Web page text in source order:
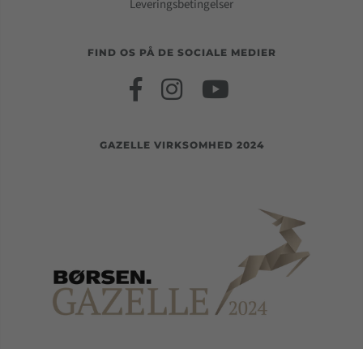
Leveringsbetingelser
FIND OS PÅ DE SOCIALE MEDIER
GAZELLE VIRKSOMHED 2024